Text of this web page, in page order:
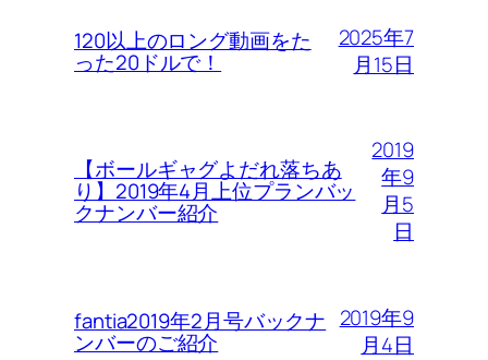
120以上のロング動画をた
った20ドルで！
2025年7
月15日
【ボールギャグよだれ落ちあ
り】2019年4月上位プランバッ
クナンバー紹介
2019
年9
月5
日
fantia2019年2月号バックナ
ンバーのご紹介
2019年9
月4日